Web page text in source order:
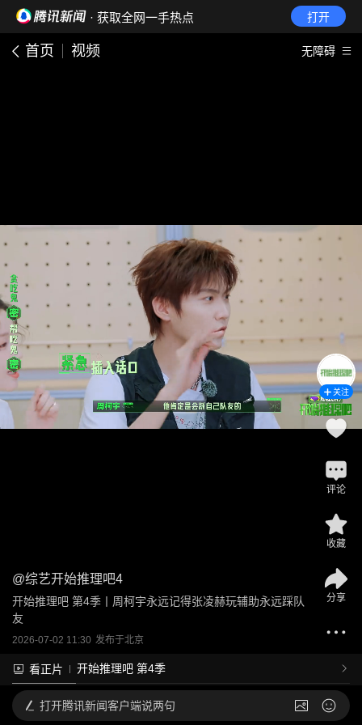
· 获取全网一手热点 打开
首页 视频 无障碍
@综艺开始推理吧4
开始推理吧 第4季丨周柯宇永远记得张凌赫玩辅助永远踩队
友
2026-07-02 11:30 发布于北京
看正片 开始推理吧 第4季
关注
评论
收藏
分享
打开腾讯新闻客户端说两句